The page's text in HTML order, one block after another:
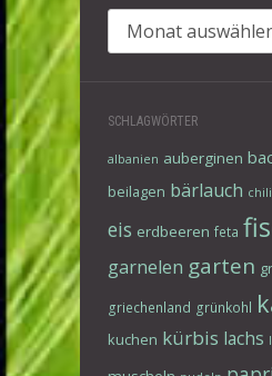
SCHLAGWÖRTER
albanien auberginen
beilagen bärlauch chili
eis erdbeeren feta
garnelen garten
griechenland grünkohl
kuchen kürbis lachs